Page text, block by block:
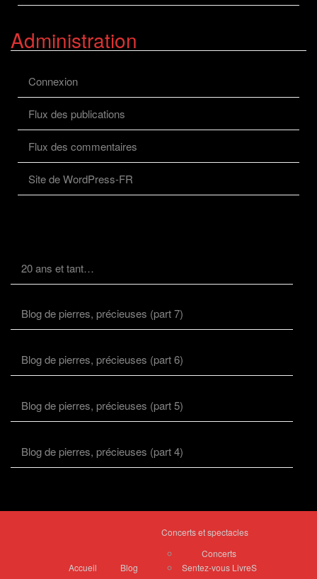
Administration
Connexion
Flux des publications
Flux des commentaires
Site de WordPress-FR
20 ans et tant…
Blog de pierres, précieuses (part 7)
Blog de pierres, précieuses (part 6)
Blog de pierres, précieuses (part 5)
Blog de pierres, précieuses (part 4)
Accueil Blog
Concerts et spectacles
Concerts
Sentez-vous LivreS